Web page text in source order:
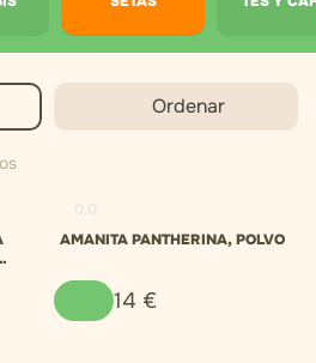
Ordenar
AMANITA PANTHERINA, POLVO
14 €